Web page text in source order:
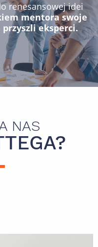
renesansowej idei
mentora swoje
eksperci.
NAS